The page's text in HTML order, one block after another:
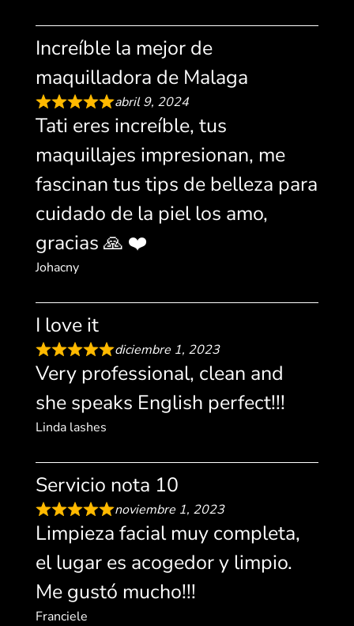
Increíble la mejor de
maquilladora de Malaga
abril 9, 2024
Tati eres increíble, tus
maquillajes impresionan, me
fascinan tus tips de belleza para
cuidado de la piel los amo,
gracias 🙏 ❤️
Johacny
I love it
diciembre 1, 2023
Very professional, clean and
she speaks English perfect!!!
Linda lashes
Servicio nota 10
noviembre 1, 2023
Limpieza facial muy completa,
el lugar es acogedor y limpio.
Me gustó mucho!!!
Franciele